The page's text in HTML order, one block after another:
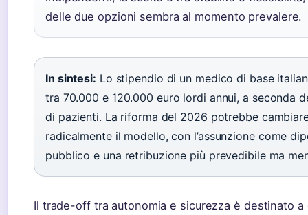
delle due opzioni sembra al momento prevalere.
In sintesi: Lo stipendio di un medico di base
tra 70.000 e 120.000 euro lordi annui, a seconda
di pazienti. La riforma del 2026 potrebbe
radicalmente il modello, con l’assunzione come
pubblico e una retribuzione più prevedibile ma
Il trade-off tra autonomia e sicurezza è destinato a